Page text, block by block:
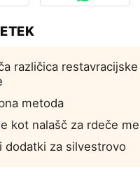
različica
metoda
kot nalašč za rdeče
dodatki za silvestrovo